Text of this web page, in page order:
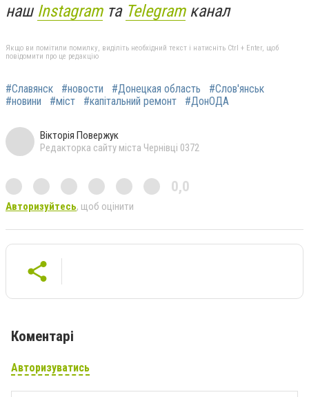
наш Instagramта Telegramканал
Якщо ви помітили помилку, виділіть необхідний текст і натисніть Ctrl + Enter, щоб
повідомити про це редакцію
#Славянск #новости #Донецкая область
#Слов'янськ
#новини
#міст #капітальний ремонт #ДонОДА
Вікторія Повержук
Редакторка сайту міста Чернівці 0372
0,0
Авторизуйтесь, щоб оцінити
Коментарі
Авторизуватись